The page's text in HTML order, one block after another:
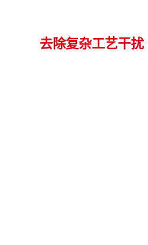
去除复杂工艺干扰